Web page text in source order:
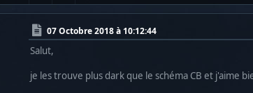
07 Octobre 2018 à 10:12:44
Salut,
je les trouve plus dark que le schéma CB et j'aime